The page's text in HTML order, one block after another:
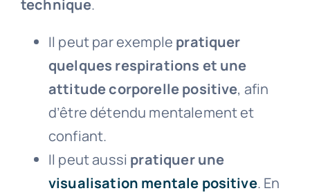
technique.
Il peut par exemple pratiquer
quelques respirations et une
attitude corporelle positive, afin
d’être détendu mentalement et
confiant.
Il peut aussi pratiquer une
visualisation mentale positive. En